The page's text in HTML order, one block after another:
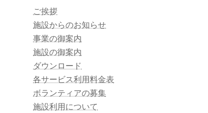
ご挨拶
施設からのお知らせ
事業の御案内
施設の御案内
ダウンロード
各サービス利用料金表
ボランティアの募集
施設利用について